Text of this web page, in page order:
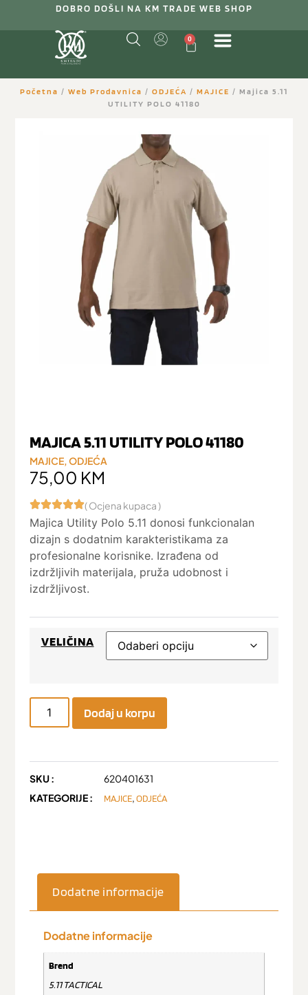
DOBRO DOŠLI NA KM TRADE WEB SHOP
0
Početna / Web Prodavnica / ODJEĆA / MAJICE / Majica 5.11
UTILITY POLO 41180
MAJICA 5.11 UTILITY POLO 41180
MAJICE,ODJEĆA
75,00 KM
( Ocjena kupaca )
Majica Utility Polo 5.11 donosi funkcionalan
dizajn s dodatnim karakteristikama za
profesionalne korisnike. Izrađena od
izdržljivih materijala, pruža udobnost i
izdržljivost.
VELIČINA
Dodaj u korpu
SKU :
620401631
KATEGORIJE :
MAJICE,ODJEĆA
Dodatne informacije
Dodatne informacije
Brend
5.11 TACTICAL